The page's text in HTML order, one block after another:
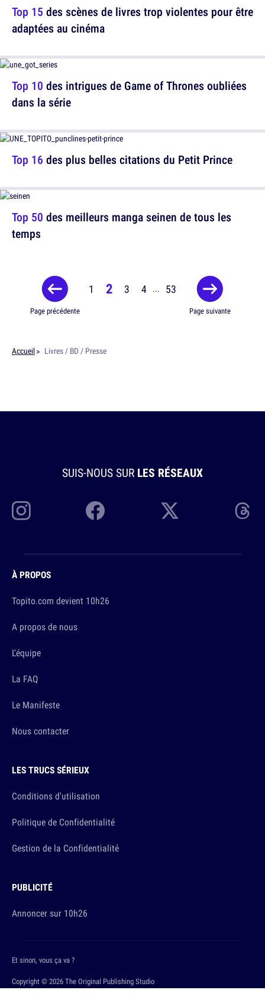
Top 10 des intrigues de Game of Thrones oubliées
dans la série
Top 50 des meilleurs manga seinen de tous les
temps
Top 15 des scènes de livres trop violentes pour être
adaptées au cinéma
Top 16 des plus belles citations du Petit Prince
Page précédente
1 2 3 4 ... 53
Page suivante
Accueil Livres / BD / Presse
SUIS-NOUS SUR LES RÉSEAUX
À PROPOS
Topito.com devient 10h26
A propos de nous
L'équipe
La FAQ
Le Manifeste
Nous contacter
LES TRUCS SÉRIEUX
Conditions d'utilisation
Politique de Confidentialité
Gestion de la Confidentialité
PUBLICITÉ
Annoncer sur 10h26
Copyright © 2026 The Original Publishing Studio
Et sinon, vous ça va ?